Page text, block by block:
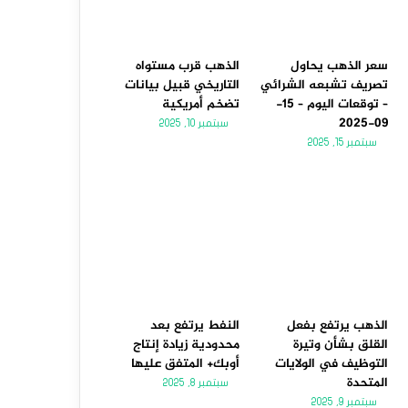
سعر الذهب يحاول
تصريف تشبعه الشرائي
– توقعات اليوم – 15-
09-2025
سبتمبر 15, 2025
الذهب قرب مستواه
التاريخي قبيل بيانات
تضخم أمريكية
سبتمبر 10, 2025
الذهب يرتفع بفعل
القلق بشأن وتيرة
التوظيف في الولايات
المتحدة
سبتمبر 9, 2025
النفط يرتفع بعد
محدودية زيادة إنتاج
أوبك+ المتفق عليها
سبتمبر 8, 2025